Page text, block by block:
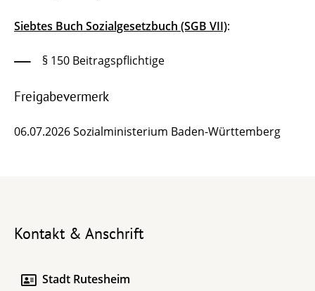
Siebtes Buch Sozialgesetzbuch (SGB VII):
§ 150 Beitragspflichtige
Freigabevermerk
06.07.2026 Sozialministerium Baden-Württemberg
Kontakt & Anschrift
Stadt Rutesheim